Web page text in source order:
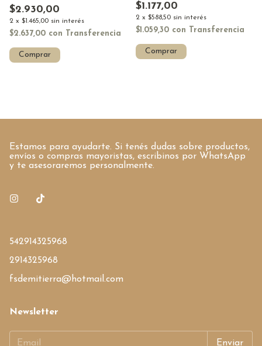
$2.930,00
2 x $1.465,00 sin interés
$2.637,00 con Transferencia
Comprar
$1.177,00
2 x $588,50 sin interés
$1.059,30 con Transferencia
Comprar
Estamos para ayudarte. Si tenés dudas sobre productos,
envíos o compras mayoristas, escribinos por WhatsApp
y te asesoraremos personalmente.
542914325968
2914325968
fsdemitierra@hotmail.com
Newsletter